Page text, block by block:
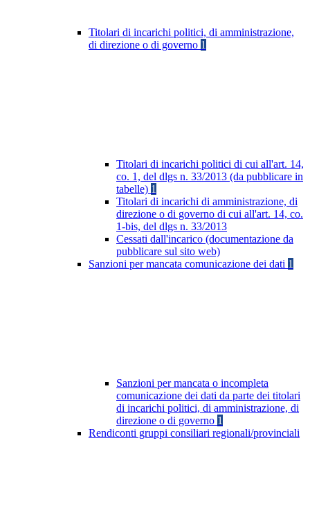
Titolari di incarichi politici, di amministrazione,
di direzione o di governo 1
Titolari di incarichi politici di cui all'art. 14,
co. 1, del dlgs n. 33/2013 (da pubblicare in
tabelle) 1
Titolari di incarichi di amministrazione, di
direzione o di governo di cui all'art. 14, co.
1-bis, del dlgs n. 33/2013
Cessati dall'incarico (documentazione da
pubblicare sul sito web)
Sanzioni per mancata comunicazione dei dati 1
Sanzioni per mancata o incompleta
comunicazione dei dati da parte dei titolari
di incarichi politici, di amministrazione, di
direzione o di governo 1
Rendiconti gruppi consiliari regionali/provinciali